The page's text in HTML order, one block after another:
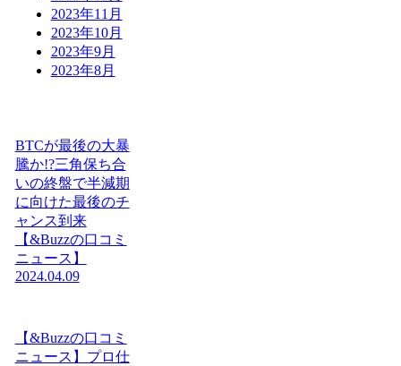
2023年11月
2023年10月
2023年9月
2023年8月
BTCが最後の大暴
騰か!?三角保ち合
いの終盤で半減期
に向けた最後のチ
ャンス到来
【&Buzzの口コミ
ニュース】
2024.04.09
【&Buzzの口コミ
ニュース】プロ仕